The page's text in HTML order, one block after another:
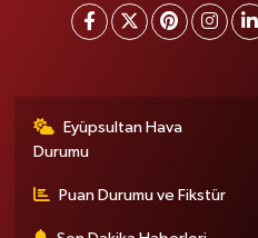
Eyüpsultan Hava
Durumu
Puan Durumu ve Fikstür